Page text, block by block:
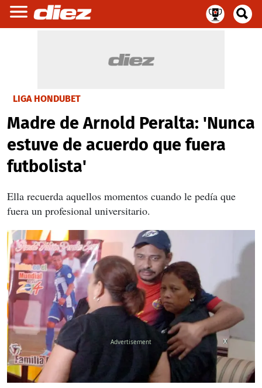
LIGA HONDUBET
Madre de Arnold Peralta: 'Nunca
estuve de acuerdo que fuera
futbolista'
Ella recuerda aquellos momentos cuando le pedía que
fuera un profesional universitario.
X
X